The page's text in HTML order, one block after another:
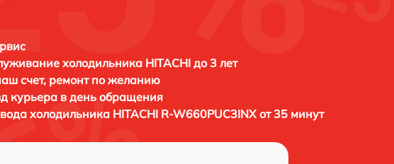
холодильника HITACHI до 3 лет
счет, ремонт по желанию
курьера в день обращения
холодильника HITACHI R-W660PUC3INX от 35 минут